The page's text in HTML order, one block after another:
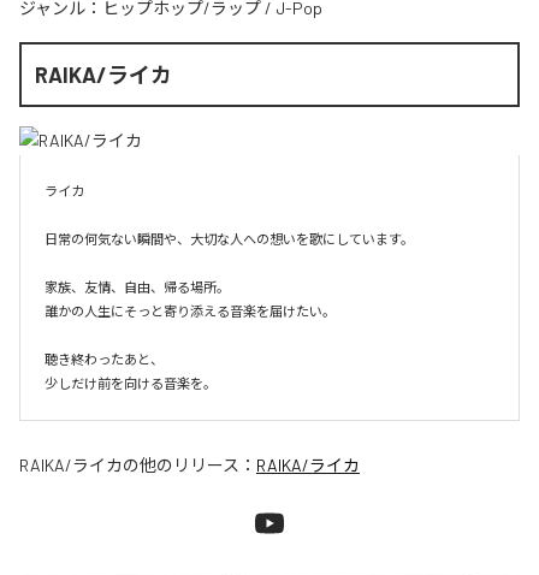
ジャンル： ヒップホップ/ラップ / J-Pop
RAIKA/ライカ
ライカ
日常の何気ない瞬間や、大切な人への想いを歌にしています。
家族、友情、自由、帰る場所。
誰かの人生にそっと寄り添える音楽を届けたい。
聴き終わったあと、
少しだけ前を向ける音楽を。
RAIKA/ライカの他のリリース： RAIKA/ライカ